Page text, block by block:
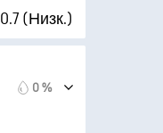
0.7 (Низк.)
80 %
0 %